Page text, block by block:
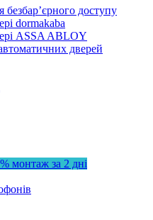
безбар’єрного доступу
dormakaba
ASSA ABLOY
дверей
монтаж за 2 дні